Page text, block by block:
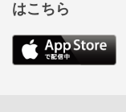
はこちら